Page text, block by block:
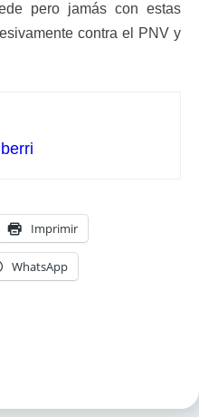
pero jamás con estas
contra el PNV y
Imprimir
WhatsApp